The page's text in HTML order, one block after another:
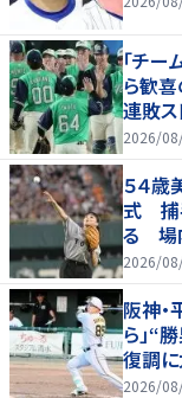
「チー
ら歓
連敗ス
2026/
５４
式 捕
る 場
2026/
阪神・
ら」“
復調に
2026/